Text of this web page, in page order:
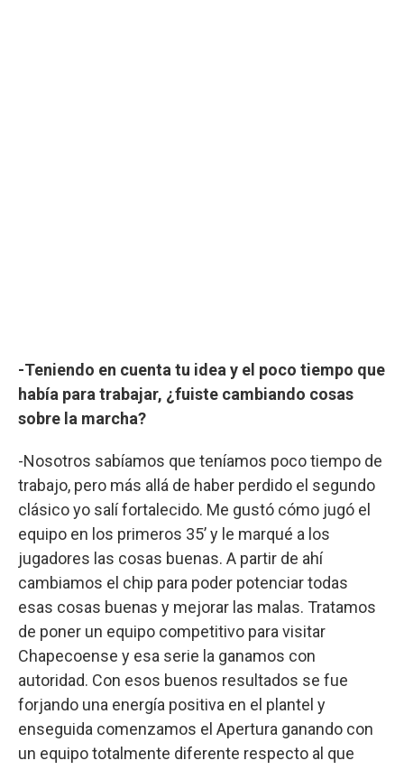
-Teniendo en cuenta tu idea y el poco tiempo que
había para trabajar, ¿fuiste cambiando cosas
sobre la marcha?
-Nosotros sabíamos que teníamos poco tiempo de
trabajo, pero más allá de haber perdido el segundo
clásico yo salí fortalecido. Me gustó cómo jugó el
equipo en los primeros 35’ y le marqué a los
jugadores las cosas buenas. A partir de ahí
cambiamos el chip para poder potenciar todas
esas cosas buenas y mejorar las malas. Tratamos
de poner un equipo competitivo para visitar
Chapecoense y esa serie la ganamos con
autoridad. Con esos buenos resultados se fue
forjando una energía positiva en el plantel y
enseguida comenzamos el Apertura ganando con
un equipo totalmente diferente respecto al que